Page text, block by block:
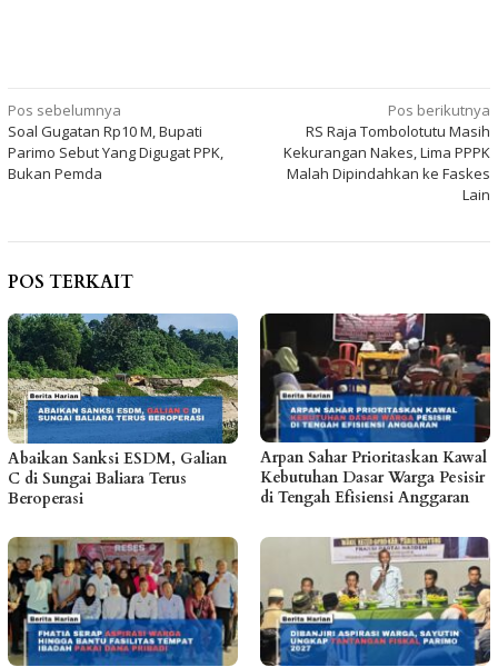
Navigasi
pos
Pos sebelumnya
Soal Gugatan Rp10 M, Bupati
Parimo Sebut Yang Digugat PPK,
Bukan Pemda
Pos berikutnya
RS Raja Tombolotutu Masih
Kekurangan Nakes, Lima PPPK
Malah Dipindahkan ke Faskes
Lain
POS TERKAIT
Abaikan Sanksi ESDM, Galian
C di Sungai Baliara Terus
Beroperasi
Arpan Sahar Prioritaskan Kawal
Kebutuhan Dasar Warga Pesisir
di Tengah Efisiensi Anggaran